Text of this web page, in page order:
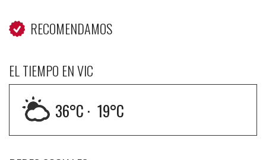
RECOMENDAMOS
EL TIEMPO EN VIC
36°C · 19°C